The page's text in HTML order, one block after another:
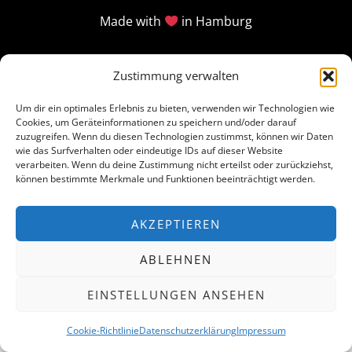
Zustimmung verwalten
Um dir ein optimales Erlebnis zu bieten, verwenden wir Technologien wie
Cookies, um Geräteinformationen zu speichern und/oder darauf
zuzugreifen. Wenn du diesen Technologien zustimmst, können wir Daten
wie das Surfverhalten oder eindeutige IDs auf dieser Website
verarbeiten. Wenn du deine Zustimmung nicht erteilst oder zurückziehst,
können bestimmte Merkmale und Funktionen beeinträchtigt werden.
AKZEPTIEREN
ABLEHNEN
EINSTELLUNGEN ANSEHEN
Cookie-RichtlinieDatenschutzerklärungImpressum
Made with in Hamburg